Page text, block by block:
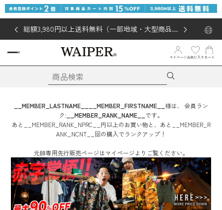
総額3,980円以上送料無料（一部地域・大型商品対
マイページ お気に入り カート
__MEMBER_LASTNAME__ __MEMBER_FIRSTNAME__ 様は、
会員ラン
ク: __MEMBER_RANK_NAME__ です。
あと
__MEMBER_RANK_NPRC__ 円以上のお買い物と、あと
__MEMBER_R
ANK_NCNT__ 回の購入でランクアップ！
元帥専用先行販売ページはマイページよりご覧ください。